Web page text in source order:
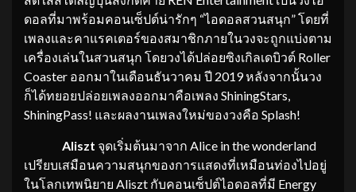
ดอลที่มาพร้อมคอนเซ็ปต์น่ารักๆ “ไอดอลสวนสนุก” โดยที่
เพลงและคาแรคเตอร์ของสมาชิกภายในวงจะถูกแบ่งตาม
เครื่องเล่นในสวนสนุก โดยวงได้ปล่อยซิงเกิลเดบิวต์ Roller
Coaster ออกมาในเดือนธันวาคม ปี 2019 หลังจากนั้นวง
ก็ได้ทยอยปล่อยเพลงออกมาคือเพลง ShiningStars,
ShiningPass! และผลงานเพลงใหม่ของวงคือ Splash!
Aliszt จุดเริ่มต้นมาจาก Alice in the wonderland
เปรียบเสมือนความสนุกของการแสดงที่เหมือนท่องไปอยู่
ในโลกเทพนิยาย Aliszt กับคอนเซ็ปต์ไอดอลที่มี Energy